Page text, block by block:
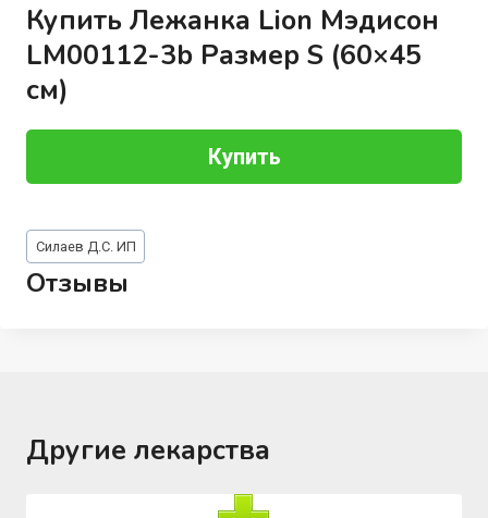
Купить Лежанка Lion Мэдисон
LM00112-3b Размер S (60×45
см)
Купить
Метки
записи:
Силаев Д.С. ИП
Отзывы
Другие лекарства